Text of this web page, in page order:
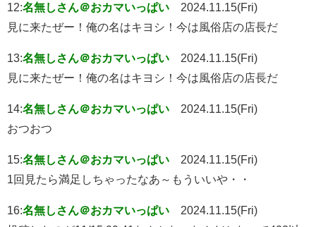
12:名無しさん＠おカマいっぱい
2024.11.15(Fri)
見に来たぜー！俺の名はキヨシ！今は風俗店の店長だ
13:名無しさん＠おカマいっぱい
2024.11.15(Fri)
見に来たぜー！俺の名はキヨシ！今は風俗店の店長だ
14:名無しさん＠おカマいっぱい
2024.11.15(Fri)
おつおつ
15:名無しさん＠おカマいっぱい
2024.11.15(Fri)
1回見たら満足しちゃったなあ～もういいや・・
16:名無しさん＠おカマいっぱい
2024.11.15(Fri)